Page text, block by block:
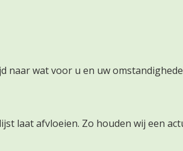
naar wat voor u en uw
laat afvloeien. Zo houden wij een